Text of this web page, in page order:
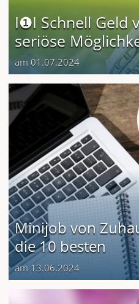
I❶I Schnell Geld
seriöse
am 01.07.2024
Minijob von
die 10 besten
am 13.06.2024